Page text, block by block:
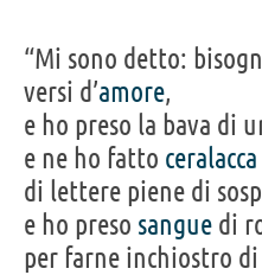
“Mi sono detto:
versi d’amore,
e ho preso la bava di
e ne ho fatto ceralacca
di lettere piene di
e ho preso sangue di
per farne inchiostro di